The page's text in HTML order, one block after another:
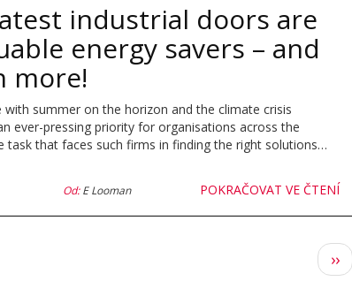
industrial doors are
energy savers – and
more!
with summer on the horizon and the climate crisis
ever-pressing priority for organisations across the
task that faces such firms in finding the right solutions…
POKRAČOVAT VE ČTENÍ
Od:E Looman
››